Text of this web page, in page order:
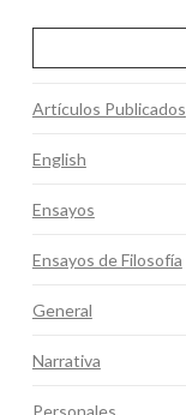
Artículos Publicados
English
Ensayos
Ensayos de Filosofía
General
Narrativa
Personales